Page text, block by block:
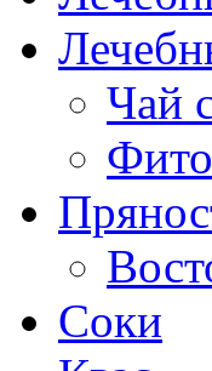
Чай
Соки